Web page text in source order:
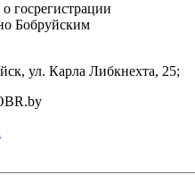
госрегистрации
Бобруйским
ул. Карла Либкнехта, 25;